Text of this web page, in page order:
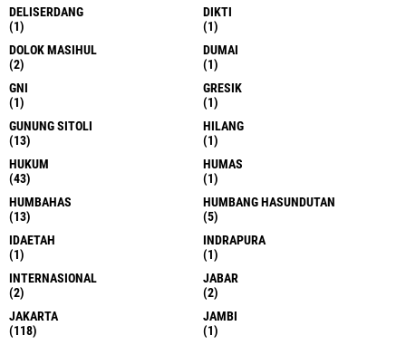
DELISERDANG
(1)
DIKTI
(1)
DOLOK MASIHUL
(2)
DUMAI
(1)
GNI
(1)
GRESIK
(1)
GUNUNG SITOLI
(13)
HILANG
(1)
HUKUM
(43)
HUMAS
(1)
HUMBAHAS
(13)
HUMBANG HASUNDUTAN
(5)
IDAETAH
(1)
INDRAPURA
(1)
INTERNASIONAL
(2)
JABAR
(2)
JAKARTA
(118)
JAMBI
(1)